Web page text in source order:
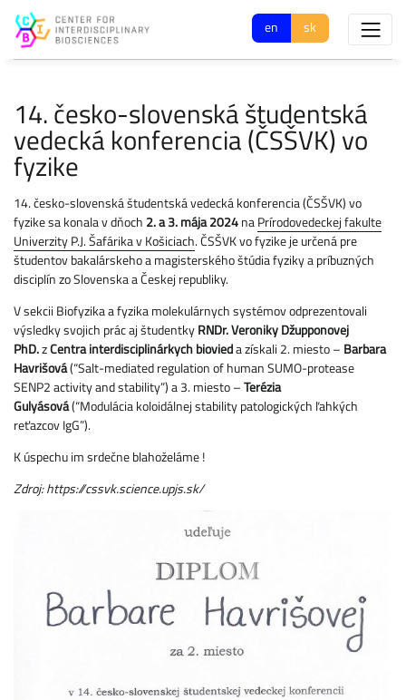
en sk
14. česko-slovenská študentská
vedecká konferencia (ČSŠVK) vo
fyzike
14. česko-slovenská študentská vedecká konferencia (ČSŠVK) vo
fyzike sa konala v dňoch 2. a 3. mája 2024naPrírodovedeckej fakulte
Univerzity P.J. Šafárika v Košiciach. ČSŠVK vo fyzike je určená pre
študentov bakalárskeho a magisterského štúdia fyziky a príbuzných
disciplín zo Slovenska a Českej republiky.
V sekcii Biofyzika a fyzika molekulárnych systémov odprezentovali
výsledky svojich prác aj študentkyRNDr. Veroniky Džupponovej
PhD.zCentra interdisciplinárkych biovieda získali 2. miesto – Barbara
Havrišová(“Salt-mediated regulation of human SUMO-protease
SENP2 activity and stability”) a 3. miesto –Terézia
Gulyásová(“Modulácia koloidálnej stability patologických ľahkých
reťazcov IgG”).
K úspechu im srdečne blahoželáme !
Zdroj: https://cssvk.science.upjs.sk/